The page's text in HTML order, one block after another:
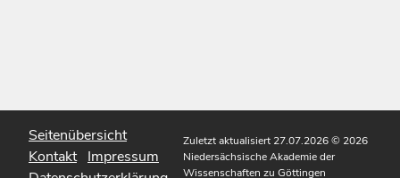
Seitenübersicht
Kontakt Impressum
Zuletzt aktualisiert 27.07.2026© 2026
Niedersächsische Akademie der
Wissenschaften zu Göttingen